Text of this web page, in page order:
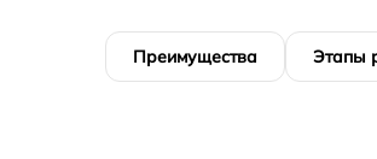
Преимущества Этапы